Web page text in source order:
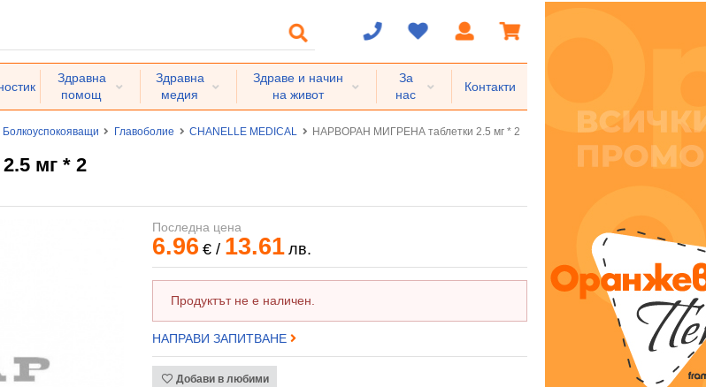
Здравна
помощ
Здравна
медия
Здраве и начин
на живот
За
нас
Контакти
Болкоуспокояващи Главоболие CHANELLE MEDICAL НАРВОРАН МИГРЕНА таблетки 2.5 мг * 2
мг * 2
Последна цена
6.96 €/ 13.61 лв.
Продуктът не е наличен.
НАПРАВИ ЗАПИТВАНЕ
Добави в любими